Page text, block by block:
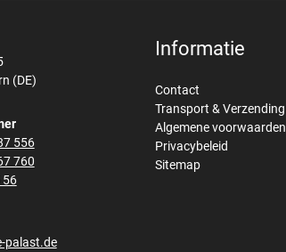
(DE)
556
760
56
palast.de
Informatie
Contact
Transport & Verzending
Algemene voorwaarden
Privacybeleid
Sitemap